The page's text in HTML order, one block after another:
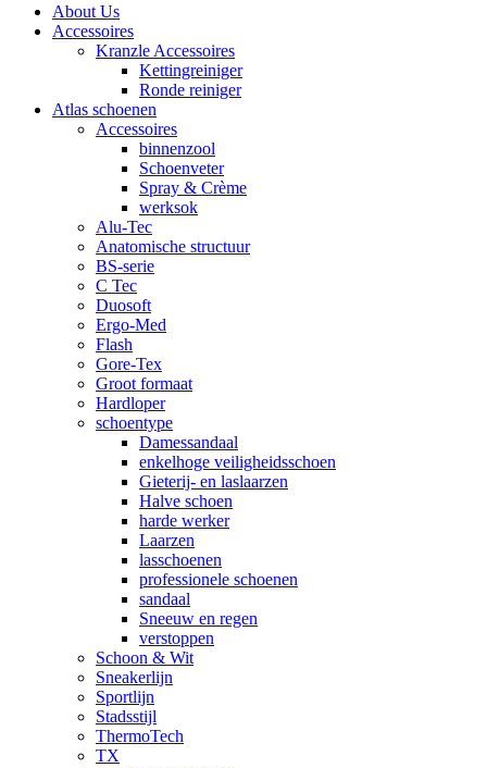
About Us
Accessoires
Kranzle Accessoires
Kettingreiniger
Ronde reiniger
Atlas schoenen
Accessoires
binnenzool
Schoenveter
Spray & Crème
werksok
Alu-Tec
Anatomische structuur
BS-serie
C Tec
Duosoft
Ergo-Med
Flash
Gore-Tex
Groot formaat
Hardloper
schoentype
Damessandaal
enkelhoge veiligheidsschoen
Gieterij- en laslaarzen
Halve schoen
harde werker
Laarzen
lasschoenen
professionele schoenen
sandaal
Sneeuw en regen
verstoppen
Schoon & Wit
Sneakerlijn
Sportlijn
Stadsstijl
ThermoTech
TX